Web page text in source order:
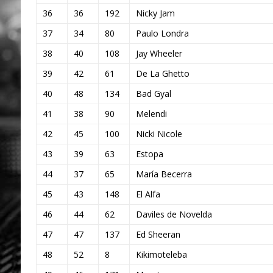
36 36 192
Nicky Jam
37
34 80
Paulo Londra
38
40 108
Jay Wheeler
39
42 61
De La Ghetto
40
48 134
Bad Gyal
41
38 90
Melendi
42
45 100
Nicki Nicole
43
39 63
Estopa
44
37 65
María Becerra
45
43 148
El Alfa
46
44 62
Daviles de Novelda
47
47 137
Ed Sheeran
48
52 8
Kikimoteleba